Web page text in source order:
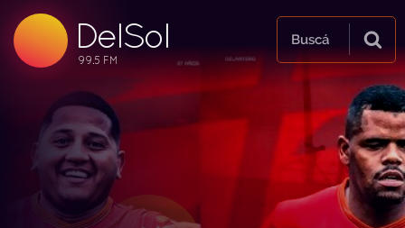
DelSol
99.5 FM
99.5 FM
99.5 FM
Buscá